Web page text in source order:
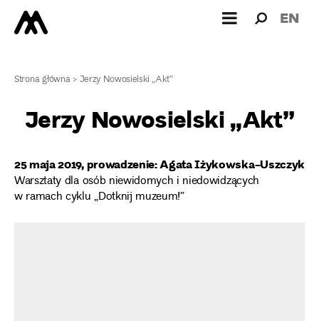
dla: EN
Strona główna>Jerzy Nowosielski „Akt”
Jerzy Nowosielski „Akt”
25 maja 2019, prowadzenie: Agata Iżykowska-Uszczyk
Warsztaty dla osób niewidomych i niedowidzących
w ramach cyklu „Dotknij muzeum!”